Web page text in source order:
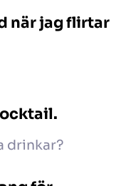
när jag flirtar
drinkar?